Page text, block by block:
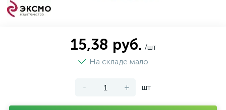
15,38 руб. /шт
На складе мало
- + шт